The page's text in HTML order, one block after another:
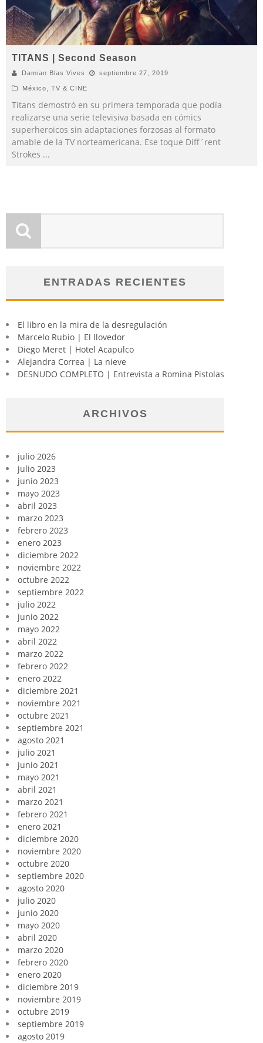
TITANS | Second Season
Damian Blas Vives septiembre 27, 2019
México TV & CINE
Titans demostró en su primera temporada que podía
realizarse una serie televisiva basada en cómics
superheroicos sin adaptaciones forzosas al formato
amable de la TV norteamericana. Ese toque Diff´rent
Strokes ...
ENTRADAS RECIENTES
El libro en la mira de la desregulación
Marcelo Rubio | El llovedor
Diego Meret | Hotel Acapulco
Alejandra Correa | La nieve
DESNUDO COMPLETO | Entrevista a Romina Pistolas
ARCHIVOS
julio 2026
julio 2023
junio 2023
mayo 2023
abril 2023
marzo 2023
febrero 2023
enero 2023
diciembre 2022
noviembre 2022
octubre 2022
septiembre 2022
julio 2022
junio 2022
mayo 2022
abril 2022
marzo 2022
febrero 2022
enero 2022
diciembre 2021
noviembre 2021
octubre 2021
septiembre 2021
agosto 2021
julio 2021
junio 2021
mayo 2021
abril 2021
marzo 2021
febrero 2021
enero 2021
diciembre 2020
noviembre 2020
octubre 2020
septiembre 2020
agosto 2020
julio 2020
junio 2020
mayo 2020
abril 2020
marzo 2020
febrero 2020
enero 2020
diciembre 2019
noviembre 2019
octubre 2019
septiembre 2019
agosto 2019